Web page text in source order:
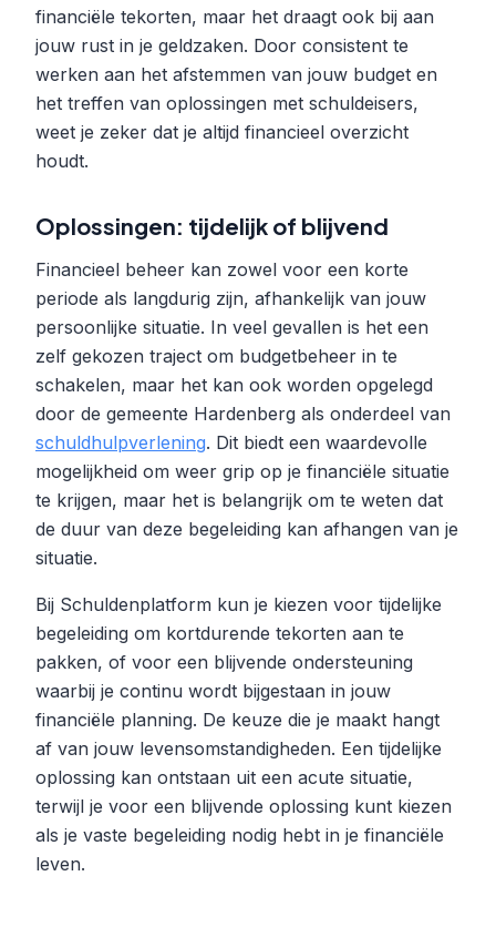
financiële tekorten, maar het draagt ook bij aan
jouw rust in je geldzaken. Door consistent te
werken aan het afstemmen van jouw budget en
het treffen van oplossingen met schuldeisers,
weet je zeker dat je altijd financieel overzicht
houdt.
Oplossingen: tijdelijk of blijvend
Financieel beheer kan zowel voor een korte
periode als langdurig zijn, afhankelijk van jouw
persoonlijke situatie. In veel gevallen is het een
zelf gekozen traject om budgetbeheer in te
schakelen, maar het kan ook worden opgelegd
door de gemeente Hardenberg als onderdeel van
schuldhulpverlening. Dit biedt een waardevolle
mogelijkheid om weer grip op je financiële situatie
te krijgen, maar het is belangrijk om te weten dat
de duur van deze begeleiding kan afhangen van je
situatie.
Bij Schuldenplatform kun je kiezen voor tijdelijke
begeleiding om kortdurende tekorten aan te
pakken, of voor een blijvende ondersteuning
waarbij je continu wordt bijgestaan in jouw
financiële planning. De keuze die je maakt hangt
af van jouw levensomstandigheden. Een tijdelijke
oplossing kan ontstaan uit een acute situatie,
terwijl je voor een blijvende oplossing kunt kiezen
als je vaste begeleiding nodig hebt in je financiële
leven.